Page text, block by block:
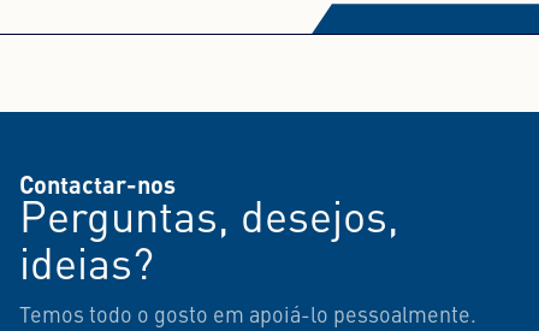
Contactar-nos
Perguntas, desejos,
ideias?
Temos todo o gosto em apoiá-lo pessoalmente.